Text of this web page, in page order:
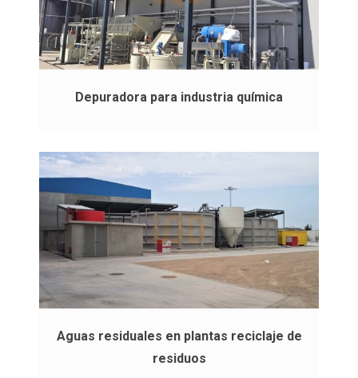
Depuradora para industria química
Aguas residuales en plantas reciclaje de
residuos